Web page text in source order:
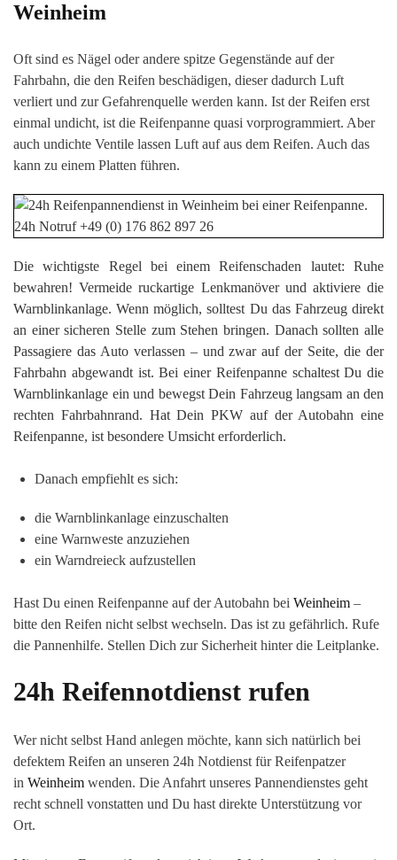
Weinheim
Oft sind es Nägel oder andere spitze Gegenstände auf der
Fahrbahn, die den Reifen beschädigen, dieser dadurch Luft
verliert und zur Gefahrenquelle werden kann. Ist der Reifen erst
einmal undicht, ist die Reifenpanne quasi vorprogrammiert. Aber
auch undichte Ventile lassen Luft auf aus dem Reifen. Auch das
kann zu einem Platten führen.
Die wichtigste Regel bei einem Reifenschaden lautet: Ruhe
bewahren! Vermeide ruckartige Lenkmanöver und aktiviere die
Warnblinkanlage. Wenn möglich, solltest Du das Fahrzeug direkt
an einer sicheren Stelle zum Stehen bringen. Danach sollten alle
Passagiere das Auto verlassen – und zwar auf der Seite, die der
Fahrbahn abgewandt ist. Bei einer Reifenpanne schaltest Du die
Warnblinkanlage ein und bewegst Dein Fahrzeug langsam an den
rechten Fahrbahnrand. Hat Dein PKW auf der Autobahn eine
Reifenpanne, ist besondere Umsicht erforderlich.
Danach empfiehlt es sich:
die Warnblinkanlage einzuschalten
eine Warnweste anzuziehen
ein Warndreieck aufzustellen
Hast Du einen Reifenpanne auf der Autobahn bei Weinheim –
bitte den Reifen nicht selbst wechseln. Das ist zu gefährlich. Rufe
die Pannenhilfe. Stellen Dich zur Sicherheit hinter die Leitplanke.
24h Reifennotdienst rufen
Wer nicht selbst Hand anlegen möchte, kann sich natürlich bei
defektem Reifen an unseren 24h Notdienst für Reifenpatzer
in Weinheim wenden. Die Anfahrt unseres Pannendienstes geht
recht schnell vonstatten und Du hast direkte Unterstützung vor
Ort.